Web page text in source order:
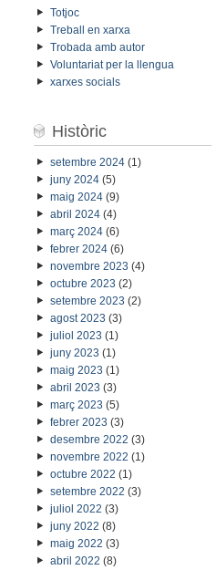
Totjoc
Treball en xarxa
Trobada amb autor
Voluntariat per la llengua
xarxes socials
Històric
setembre 2024(1)
juny 2024(5)
maig 2024(9)
abril 2024(4)
març 2024(6)
febrer 2024(6)
novembre 2023 (4)
octubre 2023 (2)
setembre 2023 (2)
agost 2023 (3)
juliol 2023 (1)
juny 2023 (1)
maig 2023 (1)
abril 2023 (3)
març 2023 (5)
febrer 2023 (3)
desembre 2022 (3)
novembre 2022 (1)
octubre 2022 (1)
setembre 2022 (3)
juliol 2022 (3)
juny 2022 (8)
maig 2022 (3)
abril 2022 (8)